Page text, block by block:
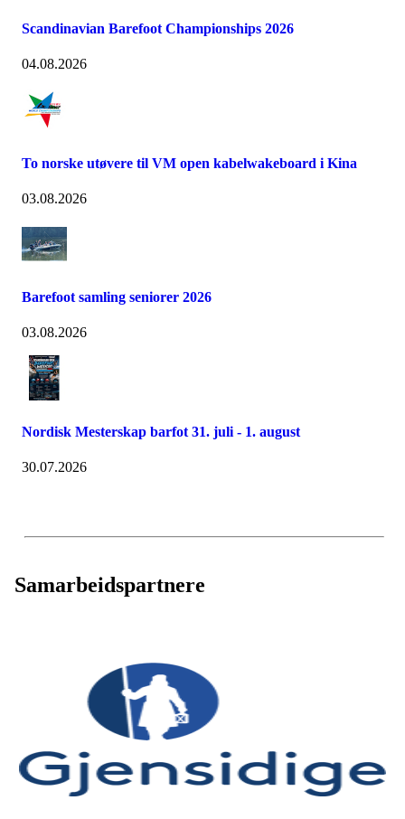
Scandinavian Barefoot Championships 2026
04.08.2026
To norske utøvere til VM open kabelwakeboard i Kina
03.08.2026
Barefoot samling seniorer 2026
03.08.2026
Nordisk Mesterskap barfot 31. juli - 1. august
30.07.2026
Samarbeidspartnere